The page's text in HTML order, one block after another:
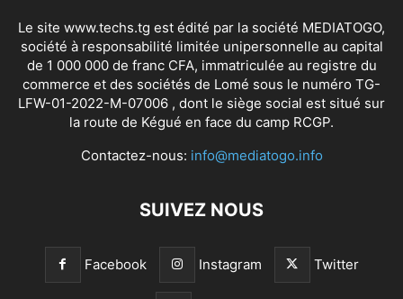
Le site www.techs.tg est édité par la société MEDIATOGO,
société à responsabilité limitée unipersonnelle au capital
de 1 000 000 de franc CFA, immatriculée au registre du
commerce et des sociétés de Lomé sous le numéro TG-
LFW-01-2022-M-07006 , dont le siège social est situé sur
la route de Kégué en face du camp RCGP.
Contactez-nous: info@mediatogo.info
SUIVEZ NOUS
Facebook Instagram Twitter